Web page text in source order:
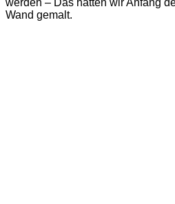
werden – Das hatten wir Anfang
Wand gemalt.